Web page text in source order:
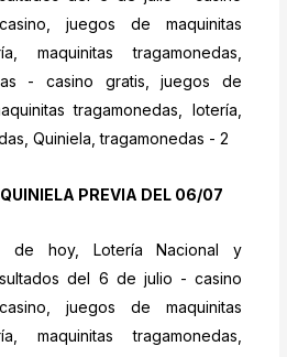
PREVIA DEL 06/07